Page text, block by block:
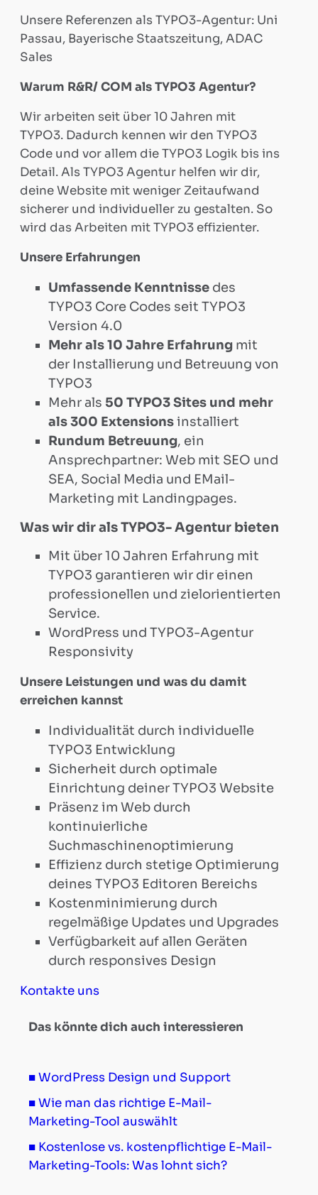
Unsere Referenzen als TYPO3-Agentur: Uni
Passau, Bayerische Staatszeitung, ADAC
Sales
Warum R&R/ COM als TYPO3 Agentur?
Wir arbeiten seit über 10 Jahren mit
TYPO3. Dadurch kennen wir den TYPO3
Code und vor allem die TYPO3 Logik bis ins
Detail. Als TYPO3 Agentur helfen wir dir,
deine Website mit weniger Zeitaufwand
sicherer und individueller zu gestalten. So
wird das Arbeiten mit TYPO3 effizienter.
Unsere Erfahrungen
Umfassende Kenntnisse des
TYPO3 Core Codes seit TYPO3
Version 4.0
Mehr als 10 Jahre Erfahrung mit
der Installierung und Betreuung von
TYPO3
Mehr als 50 TYPO3 Sites und mehr
als 300 Extensionsinstalliert
Rundum Betreuung, ein
Ansprechpartner: Web mit SEO und
SEA, Social Media und EMail-
Marketing mit Landingpages.
Was wir dir als TYPO3- Agentur bieten
Mit über 10 Jahren Erfahrung mit
TYPO3 garantieren wir dir einen
professionellen und zielorientierten
Service.
WordPress und TYPO3-Agentur
Responsivity
Unsere Leistungen und was du damit
erreichen kannst
Individualität durch individuelle
TYPO3 Entwicklung
Sicherheit durch optimale
Einrichtung deiner TYPO3 Website
Präsenz im Web durch
kontinuierliche
Suchmaschinenoptimierung
Effizienz durch stetige Optimierung
deines TYPO3 Editoren Bereichs
Kostenminimierung durch
regelmäßige Updates und Upgrades
Verfügbarkeit auf allen Geräten
durch responsives Design
Kontakte uns
Das könnte dich auch interessieren
■ WordPress Design und Support
■ Wie man das richtige E-Mail-
Marketing-Tool auswählt
■ Kostenlose vs. kostenpflichtige E-Mail-
Marketing-Tools: Was lohnt sich?
Beratung
TYPO3
Webdesign
&
Support
WordPress
Webdesign
Support
Google
Analytics
Support
Unbounce
Support
Mailchimp
Support
CleverReach
Support
Inxmail
Support
Marketing-
Blog
Referenzen
Kontakt